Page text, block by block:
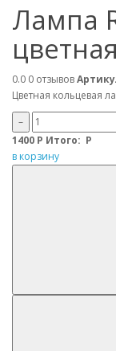
Лампа
цветная
0.0 0 отзывов
Цветная кольцевая
–
1400 Р Итого: Р
в корзину